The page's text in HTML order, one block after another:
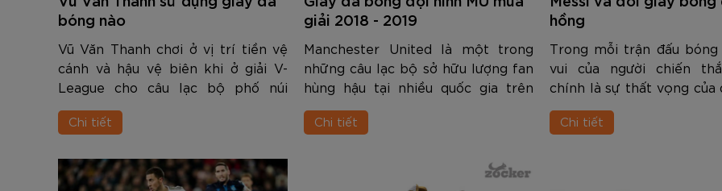
Giày trẻ em
Zocker Space
Zocker 1902
779.000VNĐ 779.000 VNĐ
Giày Pickleball
Bóng Pickleball
Khung lưới Pickleball
Quần áo Pickleball
BST Pickleball Zocker Junior
Đen2.890.000VNĐ
Tím
Trắng2.890.000
Carbon Xanh Cam
1.690.000VNĐ
Carbon Trắng Xanh
Carbon
1.290.000
ZK5-AS205
1.690.000VNĐ
Microfiber ZK5-206
990.000 VNĐ
569.000VNĐ 650.000 VNĐ
bóng nào
Vũ Văn Thanh chơi ở vị trí tiền vệ
cánh và hậu vệ biên khi ở giải V-
League cho câu lạc bộ phố núi
Hoàng Anh Gia Lai. Anh cũng là
thành viên của đội tuyển Việt Nam
Tron...
Chi tiết
giải 2018 - 2019
Manchester United là một trong
những câu lạc bộ sở hữu lượng fan
hùng hậu tại nhiều quốc gia trên
thế giới. Trong nội dung dưới đây
Zocker sẽ chia sẻ với các bạn về
Chi tiết
hồng
Trong mỗi trận đấu bóng
vui của người chiến
chính là sự thất vọng của
bại. Tại bán kết cúp C1
Lionel Messi sử dụng
Chi tiết